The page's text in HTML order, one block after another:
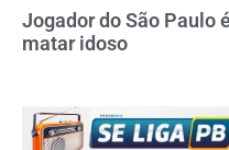
Jogador do São Paulo
matar idoso